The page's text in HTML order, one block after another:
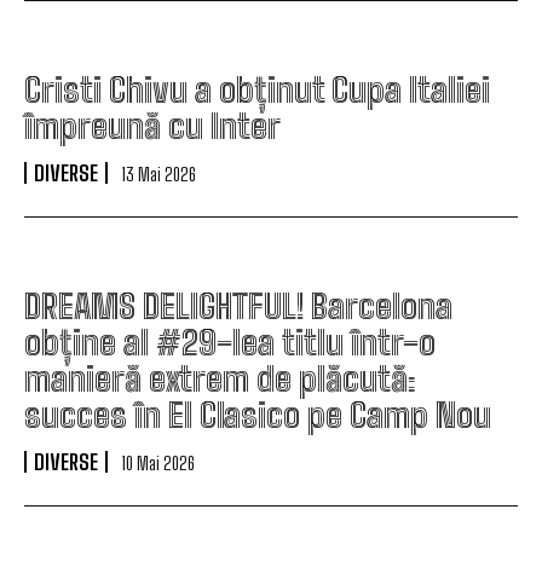
Cristi Chivu a obținut Cupa Italiei
împreună cu Inter
DIVERSE 13 Mai 2026
DREAMS DELIGHTFUL! Barcelona
obține al #29-lea titlu într-o
manieră extrem de plăcută:
succes în El Clasico pe Camp Nou
DIVERSE 10 Mai 2026